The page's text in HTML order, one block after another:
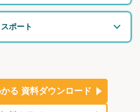
ポート
る 資料ダウンロード